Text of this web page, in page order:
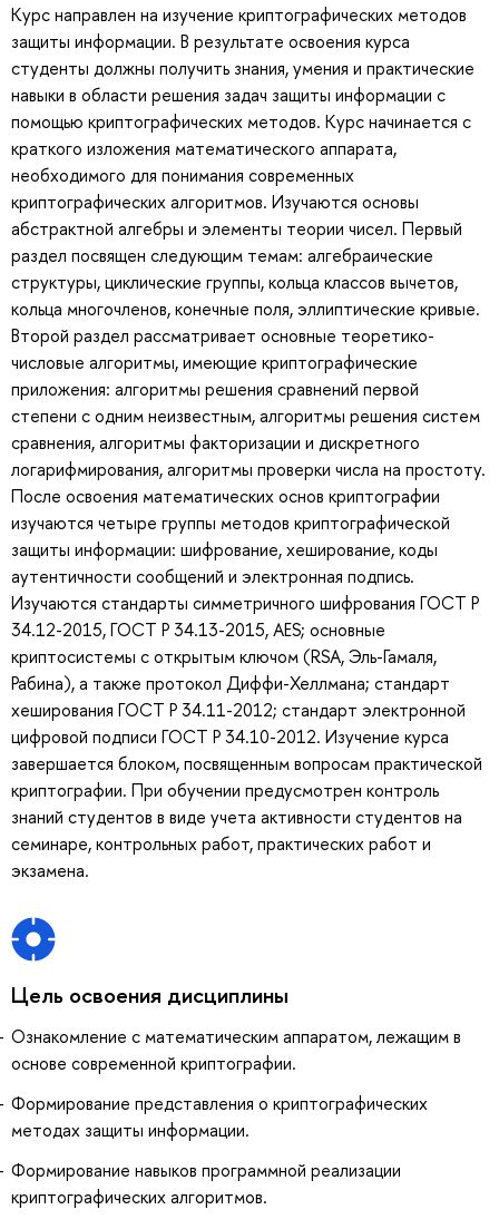
Курс направлен на изучение криптографических методов
защиты информации. В результате освоения курса
студенты должны получить знания, умения и практические
навыки в области решения задач защиты информации с
помощью криптографических методов. Курс начинается с
краткого изложения математического аппарата,
необходимого для понимания современных
криптографических алгоритмов. Изучаются основы
абстрактной алгебры и элементы теории чисел. Первый
раздел посвящен следующим темам: алгебраические
структуры, циклические группы, кольца классов вычетов,
кольца многочленов, конечные поля, эллиптические кривые.
Второй раздел рассматривает основные теоретико-
числовые алгоритмы, имеющие криптографические
приложения: алгоритмы решения сравнений первой
степени с одним неизвестным, алгоритмы решения систем
сравнения, алгоритмы факторизации и дискретного
логарифмирования, алгоритмы проверки числа на простоту.
После освоения математических основ криптографии
изучаются четыре группы методов криптографической
защиты информации: шифрование, хеширование, коды
аутентичности сообщений и электронная подпись.
Изучаются стандарты симметричного шифрования ГОСТ Р
34.12-2015, ГОСТ Р 34.13-2015, AES; основные
криптосистемы с открытым ключом (RSA, Эль-Гамаля,
Рабина), а также протокол Диффи-Хеллмана; стандарт
хеширования ГОСТ Р 34.11-2012; стандарт электронной
цифровой подписи ГОСТ Р 34.10-2012. Изучение курса
завершается блоком, посвященным вопросам практической
криптографии. При обучении предусмотрен контроль
знаний студентов в виде учета активности студентов на
семинаре, контрольных работ, практических работ и
экзамена.
Цель освоения дисциплины
Ознакомление с математическим аппаратом, лежащим в
основе современной криптографии.
Формирование представления о криптографических
методах защиты информации.
Формирование навыков программной реализации
криптографических алгоритмов.